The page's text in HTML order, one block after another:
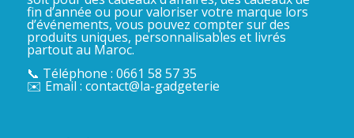
fin d’année ou pour valoriser votre marque lors
d’événements, vous pouvez compter sur des
produits uniques, personnalisables et livrés
partout au Maroc.
📞 Téléphone : 0661 58 57 35
✉️ Email : contact@la-gadgeterie